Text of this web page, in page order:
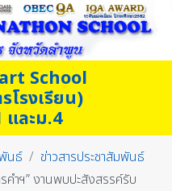
School
โรงเรียน)
และม.4
นธ์
ข่าวสารประชาสัมพันธ์
คำฯ” งานพบปะสังสรรค์รับ